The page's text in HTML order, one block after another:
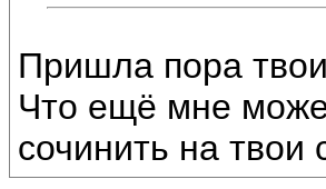
Пришла пора
Что ещё мне
сочинить на твои